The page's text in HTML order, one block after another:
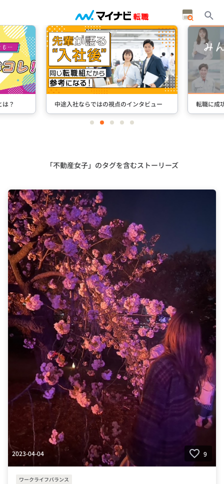
？ 中途入社ならではの視点のインタビュー 転職に成
itemitemitemitemitem
「不動産女子」のタグを含むストーリーズ
2023-04-04 9
ワークライフバランス